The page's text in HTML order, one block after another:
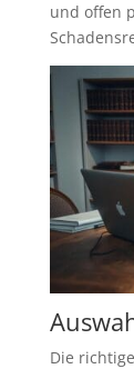
und offen
Die